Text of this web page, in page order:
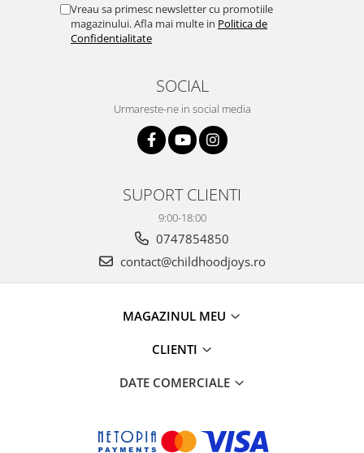
Vreau sa primesc newsletter cu promotiile
magazinului. Afla mai multe in Politica de
Confidentialitate
SOCIAL
Urmareste-ne in social media
SUPORT CLIENTI
9:00-18:00
0747854850
contact@childhoodjoys.ro
MAGAZINUL MEU
CLIENTI
DATE COMERCIALE